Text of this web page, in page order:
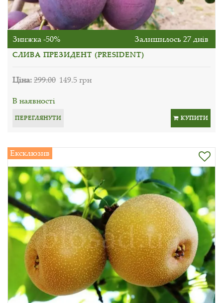
Знижка -50% Залишилось 27 днів
СЛИВА ПРЕЗИДЕНТ (PRESIDENT)
Ціна:299.00 149.5 грн
В наявності
ПЕРЕГЛЯНУТИ КУПИТИ
Ексклюзив